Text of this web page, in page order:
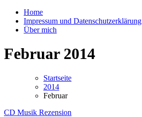
Home
Impressum und Datenschutzerklärung
Über mich
Februar 2014
Startseite
2014
Februar
CD Musik Rezension